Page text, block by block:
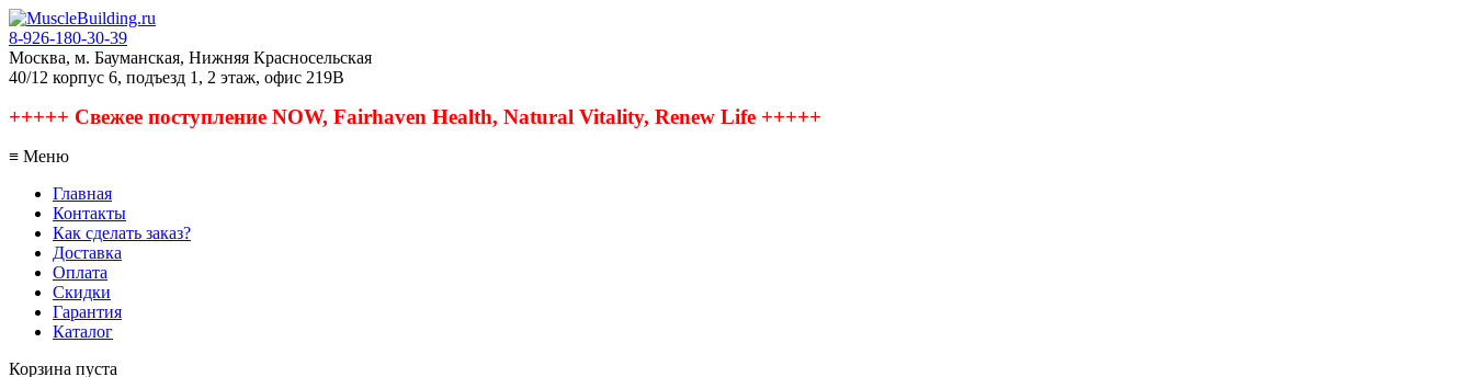
8-926-180-30-39
Москва, м. Бауманская, Нижняя Красносельская
40/12 корпус 6, подъезд 1, 2 этаж, офис 219В
+++++ Свежее поступление NOW, Fairhaven Health, Natural Vitality, Renew Life +++++
≡ Меню
Главная
Контакты
Как сделать заказ?
Доставка
Оплата
Скидки
Гарантия
Каталог
Корзина пуста